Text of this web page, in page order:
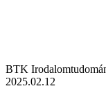
BTK
2025.02.12